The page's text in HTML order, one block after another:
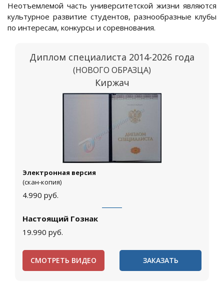
Неотъемлемой часть университетской жизни являются
культурное развитие студентов, разнообразные клубы
по интересам, конкурсы и соревнования.
Диплом специалиста 2014-2026 года
(НОВОГО ОБРАЗЦА)
Киржач
Электронная версия
(скан-копия)
4.990 руб.
Настоящий Гознак
19.990 руб.
СМОТРЕТЬ ВИДЕО ЗАКАЗАТЬ